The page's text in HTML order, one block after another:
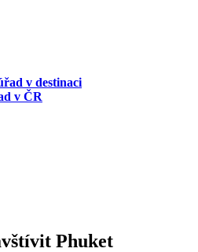
v destinaci
v ČR
Phuket